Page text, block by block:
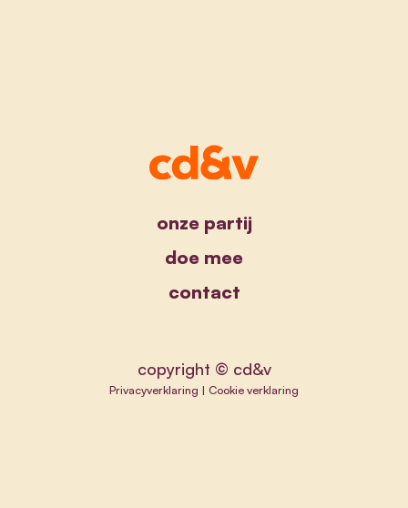
onze partij
doe mee
contact
copyright © cd&v
Privacyverklaring | Cookie verklaring